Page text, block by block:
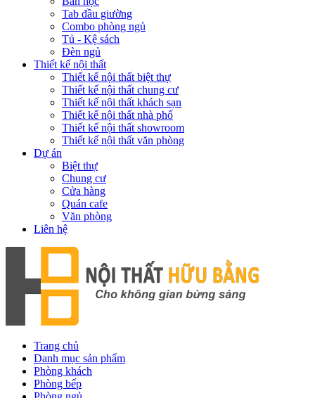
Tab đầu giường
Combo phòng ngủ
Tủ - Kệ sách
Đèn ngủ
Thiết kế nội thất
Thiết kế nội thất biệt thự
Thiết kế nội thất chung cư
Thiết kế nội thất khách sạn
Thiết kế nội thất nhà phố
Thiết kế nội thất showroom
Thiết kế nội thất văn phòng
Dự án
Biệt thự
Chung cư
Cửa hàng
Quán cafe
Văn phòng
Liên hệ
Trang chủ
Danh mục sản phẩm
Phòng khách
Phòng bếp